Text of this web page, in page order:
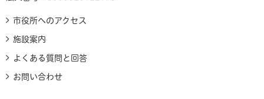
市役所へのアクセス
施設案内
よくある質問と回答
お問い合わせ